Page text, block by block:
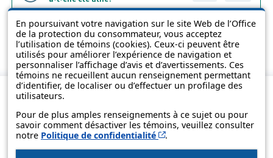
En poursuivant votre navigation sur le site Web de l’Office
de la protection du consommateur, vous acceptez
l’utilisation de témoins (cookies). Ceux-ci peuvent être
utilisés pour améliorer l’expérience de navigation et
personnaliser l’affichage d’avis et d’avertissements. Ces
témoins ne recueillent aucun renseignement permettant
d’identifier, de localiser ou d’effectuer un profilage des
utilisateurs.
Pour de plus amples renseignements à ce sujet ou pour
savoir comment désactiver les témoins, veuillez consulter
notre Politique de confidentialité Cet hyperlien s’ouvrira
.
L'information présentée dans cette page a été vulgarisée pour en
favoriser la compréhension. Elle ne remplace pas les textes des lois
et des règlements.